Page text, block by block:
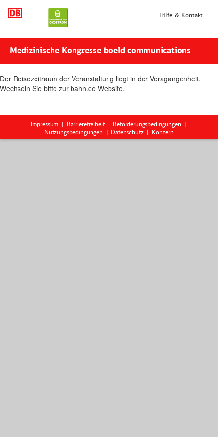
Hilfe & Kontakt
Medizinische Kongresse boeld communications
Der Reisezeitraum der Veranstaltung liegt in der Veragangenheit.
Wechseln Sie bitte zur bahn.de Website.
Impressum Barrierefreiheit
Beförderungsbedingungen
Nutzungsbedingungen
Datenschutz Konzern